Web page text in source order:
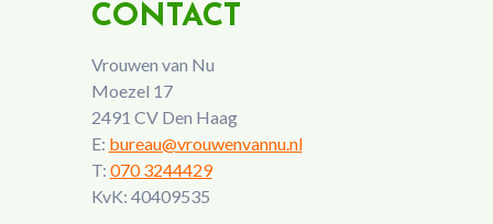
CONTACT
Vrouwen van Nu
Moezel 17
2491 CV Den Haag
E: bureau@vrouwenvannu.nl
T: 070 3244429
KvK: 40409535